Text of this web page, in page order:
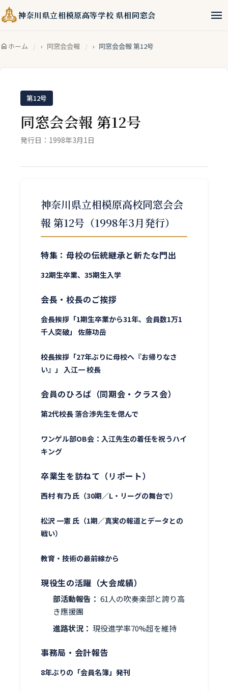
神奈川県立相模原高等学校 県相同窓会 menu
home ホーム 同窓会会報 同窓会会報 第12号
第12号
同窓会会報 第12号
発行日：1998年3月1日
神奈川県立相模原高校同窓会会
報 第12号（1998年3月発行）
特集：母校の伝統継承と新たな門出
32期生卒業、35期生入学
会長・校長のご挨拶
会長挨拶「1期生卒業から31年、会員数1万1
千人突破」 佐藤功岳
校長挨拶「27年ぶりに母校へ『お帰りなさ
い』」 入江一 校長
会員のひろば（同期会・クラス会）
第2代校長 落合渉先生を偲んで
ワンゲル部OB会：入江先生の着任を祝うハイ
キング
卒業生を訪ねて（リポート）
西村 有乃 氏（30期／L・リーグの舞台で）
松沢 一憲 氏（1期／真実の報道とデータとの
戦い）
教育・技術の最前線から
現役生の活躍（大会成績）
部活動報告： 61人の吹奏楽部と誇り高
き應援團
進路状況： 現役進学率70%超を維持
事務局・会計報告
8年ぶりの「会員名簿」発刊